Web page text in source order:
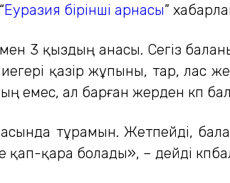
Еуразия бірінші арнасы”
мен 3 қыздың анасы. Сегіз
қазір жұпыны, тар, лас
емес, ал барған жерден көп
тұрамын. Жетпейді,
қап-қара болады», – дейді